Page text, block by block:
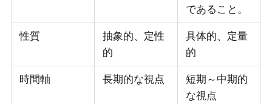
であること。
性質
抽象的、定性
的
具体的、定量
的
時間軸 長期的な視点
短期～中期的
な視点